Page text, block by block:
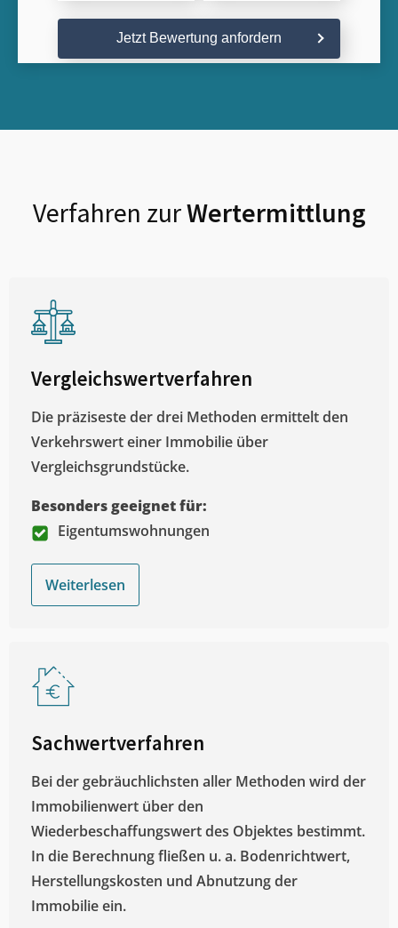
Jetzt Bewertung anfordern
Verfahren zurWertermittlung
Vergleichswertverfahren
Die präziseste der drei Methoden ermittelt den
Verkehrswert einer Immobilie über
Vergleichsgrundstücke.
Besonders geeignet für:
Eigentumswohnungen
Weiterlesen
Sachwertverfahren
Bei der gebräuchlichsten aller Methoden wird der
Immobilienwert über den
Wiederbeschaffungswert des Objektes bestimmt.
In die Berechnung fließen u. a. Bodenrichtwert,
Herstellungskosten und Abnutzung der
Immobilie ein.